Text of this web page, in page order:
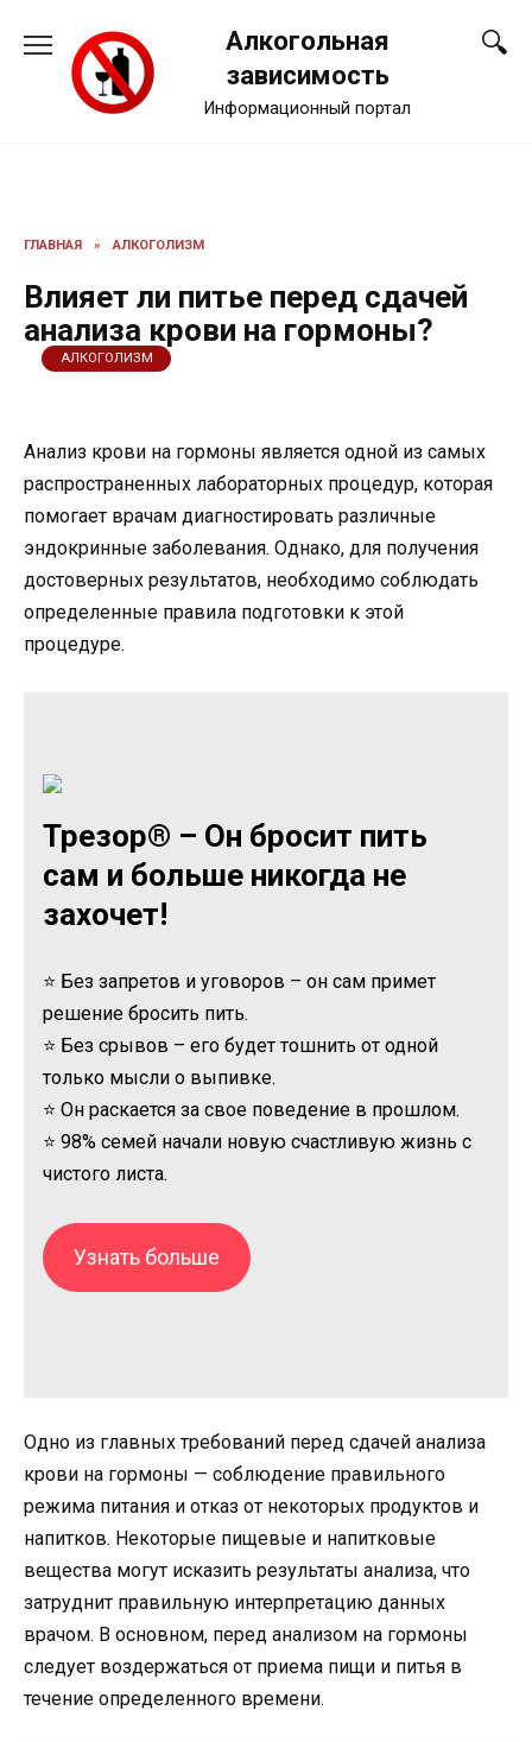
содержанию
Алкогольная
зависимость
Информационный портал
ГЛАВНАЯ » АЛКОГОЛИЗМ
Влияет ли питье перед сдачей
анализа крови на гормоны?
АЛКОГОЛИЗМ
Анализ крови на гормоны является одной из самых
распространенных лабораторных процедур, которая
помогает врачам диагностировать различные
эндокринные заболевания. Однако, для получения
достоверных результатов, необходимо соблюдать
определенные правила подготовки к этой
процедуре.
Трезор® – Он бросит пить
сам и больше никогда не
захочет!
⭐ Без запретов и уговоров – он сам примет
решение бросить пить.
⭐ Без срывов – его будет тошнить от одной
только мысли о выпивке.
⭐ Он раскается за свое поведение в прошлом.
⭐ 98% семей начали новую счастливую жизнь с
чистого листа.
Узнать больше
Одно из главных требований перед сдачей анализа
крови на гормоны — соблюдение правильного
режима питания и отказ от некоторых продуктов и
напитков. Некоторые пищевые и напитковые
вещества могут исказить результаты анализа, что
затруднит правильную интерпретацию данных
врачом. В основном, перед анализом на гормоны
следует воздержаться от приема пищи и питья в
течение определенного времени.